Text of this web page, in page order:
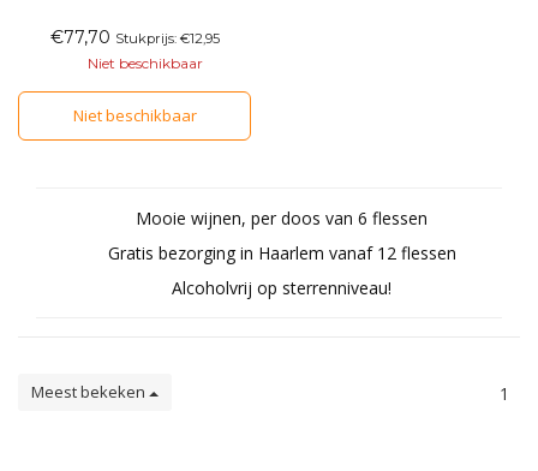
mousse in een fles met mooie,
kleurrijke sleeve. Het ontwerp
van de sleeve is geïnspireerd
op het bekende
glasmozaiekdesign van de
Spaanse kunstenaar Gaudi.
€77,70 Stukprijs: €12,95
Niet beschikbaar
Niet beschikbaar
Mooie wijnen, per doos van 6 flessen
Gratis bezorging in Haarlem vanaf 12 flessen
Alcoholvrij op sterrenniveau!
Meest bekeken 1